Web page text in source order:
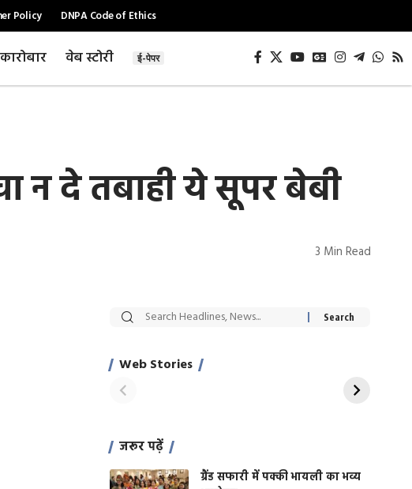
Policy DNPA Code of Ethics
कारोबार वेब स्टोरी ई-पेपर
न दे तबाही ये सूपर बेबी
3 Min Read
Web Stories
सट्टेबाजी में अरेस्ट हुए
साहिल खान
रोज एक कच्चे लहसुन
जरूर पढ़ें
ग्रैंड सफारी में पक्की भायली का भव्य